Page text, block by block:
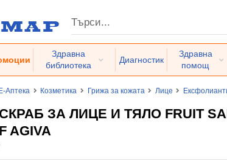
Здравна
библиотека
Диагностик
Здравна
помощ
Е-Аптека Козметика Грижа за кожата Лице
ЗА ЛИЦЕ И ТЯЛО FRUIT
AGIVA